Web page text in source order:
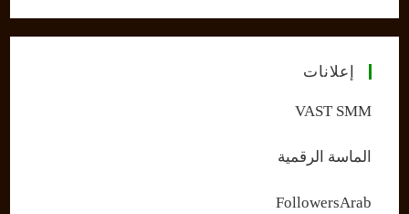
إعلانات
VAST SMM
الماسة الرقمية
FollowersArab